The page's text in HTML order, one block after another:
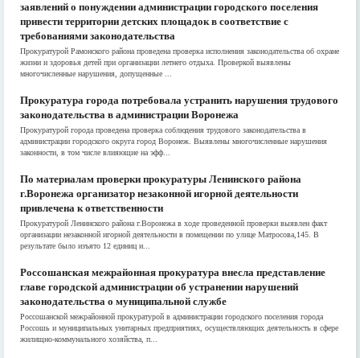
заявлений о понуждении администрации городского поселения
привести территории детских площадок в соответствие с
требованиями законодательства
Прокуратурой Рамонского района проведена проверка исполнения законодательства об охране
жизни и здоровья детей при организации летнего отдыха. Проверкой выявлены
многочисленные нарушения, допущенные ...
Прокуратура города потребовала устранить нарушения трудового
законодательства в администрации Воронежа
Прокуратурой города проведена проверка соблюдения трудового законодательства в
администрации городского округа город Воронеж. Выявлены многочисленные нарушения
законности, в том числе влияющие на эфф...
По материалам проверки прокуратуры Ленинского района
г.Воронежа организатор незаконной игорной деятельности
привлечена к ответственности
Прокуратурой Ленинского района г.Воронежа в ходе проведенной проверки выявлен факт
организации незаконной игорной деятельности в помещении по улице Матросова,145. В
результате было изъято 12 единиц и...
Россошанская межрайонная прокуратура внесла представление
главе городской администрации об устранении нарушений
законодательства о муниципальной службе
Россошанской межрайонной прокуратурой в администрации городского поселения города
Россошь и муниципальных унитарных предприятиях, осуществляющих деятельность в сфере
жилищно-коммунального хозяйства, п...